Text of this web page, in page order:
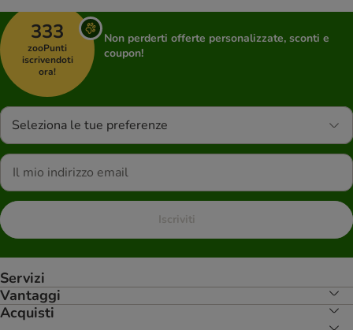
333
zooPunti
iscrivendoti
ora!
Non perderti offerte personalizzate, sconti e
coupon!
Seleziona le tue preferenze
Iscriviti
Servizi
Vantaggi
Acquisti